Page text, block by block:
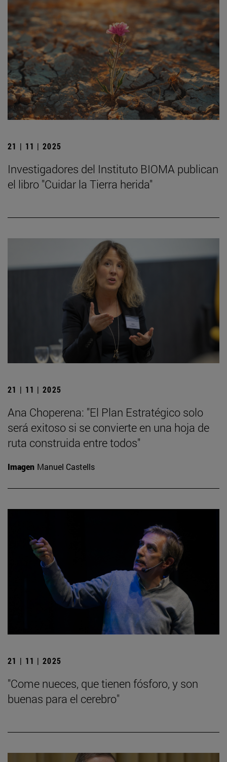
21 | 11 | 2025
Investigadores del Instituto BIOMA publican
el libro "Cuidar la Tierra herida"
21 | 11 | 2025
Ana Choperena: "El Plan Estratégico solo
será exitoso si se convierte en una hoja de
ruta construida entre todos"
Imagen Manuel Castells
21 | 11 | 2025
"Come nueces, que tienen fósforo, y son
buenas para el cerebro"